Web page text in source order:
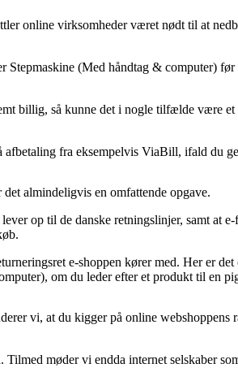
online virksomheder været nødt til at
(Med håndtag & computer)
billig, så kunne det i nogle tilfælde være
fra eksempelvis ViaBill, ifald du
almindeligvis en omfattende opgave.
op til de danske retningslinjer, samt at
e-shoppen kører med. Her er det
om du leder efter et produkt til en
vi, at du kigger på online webshoppens
møder vi endda internet selskaber